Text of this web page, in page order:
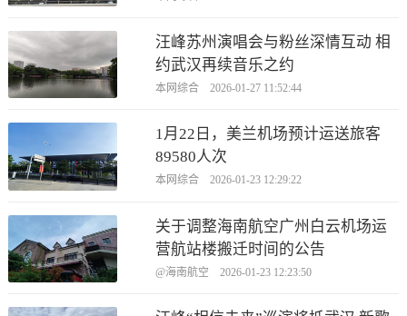
汪峰苏州演唱会与粉丝深情互动 相
约武汉再续音乐之约
本网综合 2026-01-27 11:52:44
1月22日，美兰机场预计运送旅客
89580人次
本网综合 2026-01-23 12:29:22
关于调整海南航空广州白云机场运
营航站楼搬迁时间的公告
@海南航空 2026-01-23 12:23:50